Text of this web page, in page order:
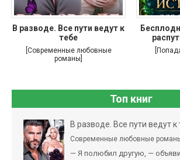
В разводе. Все пути ведут к
тебе
[Современные любовные
романы]
Топ книг
В разводе. Все пути ведут к
Современные любовные
— Я полюбил другую, —